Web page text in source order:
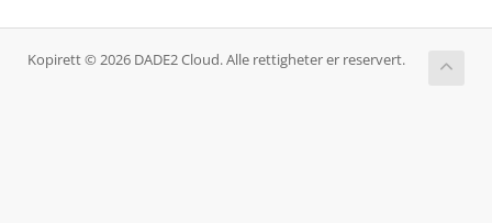
Kopirett © 2026 DADE2 Cloud. Alle rettigheter er reservert.